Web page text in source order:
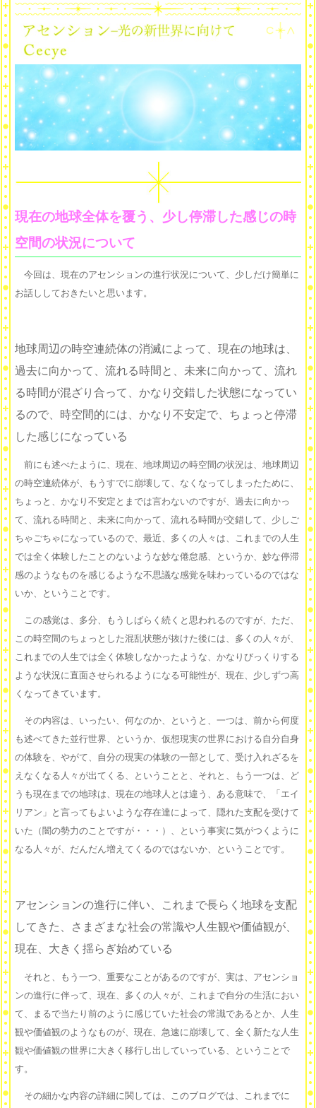
現在の地球全体を覆う、少し停滞した感じの時
空間の状況について
今回は、現在のアセンションの進行状況について、少しだけ簡単に
お話ししておきたいと思います。
地球周辺の時空連続体の消滅によって、現在の地球は、
過去に向かって、流れる時間と、未来に向かって、流れ
る時間が混ざり合って、かなり交錯した状態になってい
るので、時空間的には、かなり不安定で、ちょっと停滞
した感じになっている
前にも述べたように、現在、地球周辺の時空間の状況は、地球周辺
の時空連続体が、もうすでに崩壊して、なくなってしまったために、
ちょっと、かなり不安定とまでは言わないのですが、過去に向かっ
て、流れる時間と、未来に向かって、流れる時間が交錯して、少しご
ちゃごちゃになっているので、最近、多くの人々は、これまでの人生
では全く体験したことのないような妙な倦怠感、というか、妙な停滞
感のようなものを感じるような不思議な感覚を味わっているのではな
いか、ということです。
この感覚は、多分、もうしばらく続くと思われるのですが、ただ、
この時空間のちょっとした混乱状態が抜けた後には、多くの人々が、
これまでの人生では全く体験しなかったような、かなりびっくりする
ような状況に直面させられるようになる可能性が、現在、少しずつ高
くなってきています。
その内容は、いったい、何なのか、というと、一つは、前から何度
も述べてきた並行世界、というか、仮想現実の世界における自分自身
の体験を、やがて、自分の現実の体験の一部として、受け入れざるを
えなくなる人々が出てくる、ということと、それと、もう一つは、ど
うも現在までの地球は、現在の地球人とは違う、ある意味で、「エイ
リアン」と言ってもよいような存在達によって、隠れた支配を受けて
いた（闇の勢力のことですが・・・）、という事実に気がつくように
なる人々が、だんだん増えてくるのではないか、ということです。
アセンションの進行に伴い、これまで長らく地球を支配
してきた、さまざまな社会の常識や人生観や価値観が、
現在、大きく揺らぎ始めている
それと、もう一つ、重要なことがあるのですが、実は、アセンショ
ンの進行に伴って、現在、多くの人々が、これまで自分の生活におい
て、まるで当たり前のように感じていた社会の常識であるとか、人生
観や価値観のようなものが、現在、急速に崩壊して、全く新たな人生
観や価値観の世界に大きく移行し出していっている、ということで
す。
その細かな内容の詳細に関しては、このブログでは、これまでに